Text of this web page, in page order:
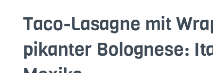
Taco-Lasagne mit
pikanter Bolognese: